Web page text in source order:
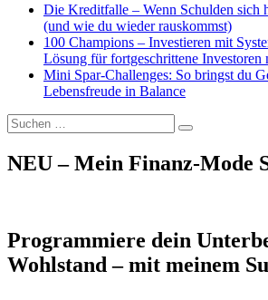
Die Kreditfalle – Wenn Schulden sich
(und wie du wieder rauskommst)
100 Champions – Investieren mit
Lösung für fortgeschrittene Investoren
Mini Spar-Challenges: So bringst du
Lebensfreude in Balance
Suchen
nach:
Suchen
NEU – Mein Finanz-Mode
Programmiere dein
Wohlstand – mit meinem